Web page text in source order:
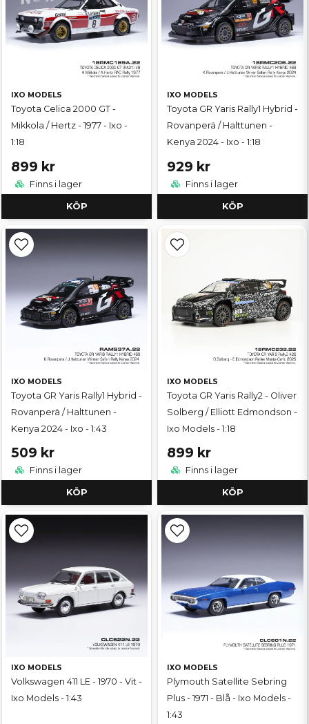
IXO MODELS
Toyota Celica 2000 GT -
Mikkola / Hertz - 1977 - Ixo -
1:18
899 kr
Finns i lager
KÖP
IXO MODELS
Toyota GR Yaris Rally1 Hybrid -
Rovanperä / Halttunen -
Kenya 2024 - Ixo - 1:18
929 kr
Finns i lager
KÖP
IXO MODELS
Toyota GR Yaris Rally1 Hybrid -
Rovanperä / Halttunen -
Kenya 2024 - Ixo - 1:43
509 kr
Finns i lager
KÖP
IXO MODELS
Toyota GR Yaris Rally2 - Oliver
Solberg / Elliott Edmondson -
Ixo Models - 1:18
899 kr
Finns i lager
KÖP
IXO MODELS
Volkswagen 411 LE - 1970 - Vit -
Ixo Models - 1:43
IXO MODELS
Plymouth Satellite Sebring
Plus - 1971 - Blå - Ixo Models -
1:43